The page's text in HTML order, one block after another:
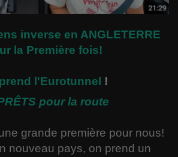
inverse en ANGLETERRE
la Première fois!
l'Eurotunnel
!
pour la route
grande première pour nous!
nouveau pays, on prend un